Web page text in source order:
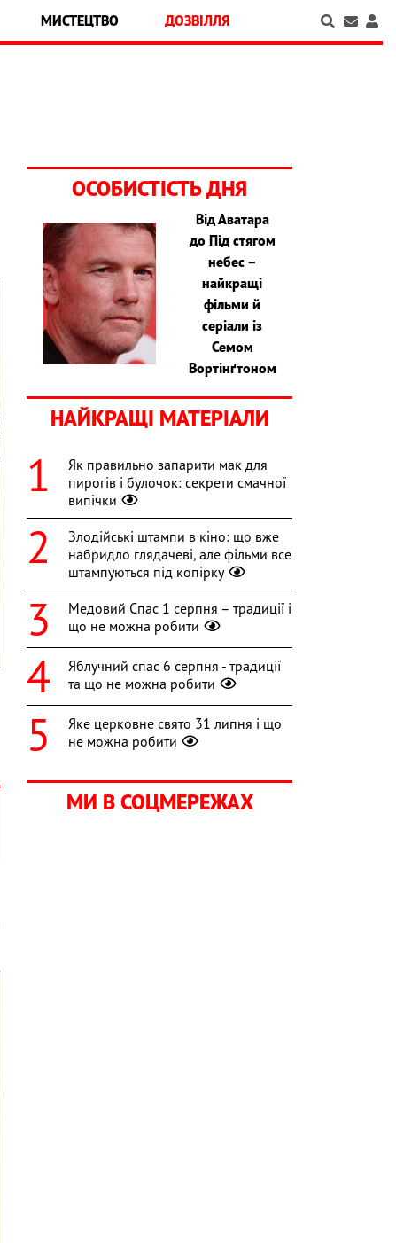
МИСТЕЦТВО ДОЗВІЛЛЯ
ОСОБИСТІСТЬ ДНЯ
Від Аватара
до Під стягом
небес –
найкращі
фільми й
серіали із
Семом
Вортінґтоном
НАЙКРАЩІ МАТЕРІАЛИ
Як правильно запарити мак для
пирогів і булочок: секрети смачної
випічки
Злодійські штампи в кіно: що вже
набридло глядачеві, але фільми все
штампуються під копірку
Медовий Спас 1 серпня – традиції і
що не можна робити
Яблучний спас 6 серпня - традиції
та що не можна робити
Яке церковне свято 31 липня і що
не можна робити
МИ В СОЦМЕРЕЖАХ